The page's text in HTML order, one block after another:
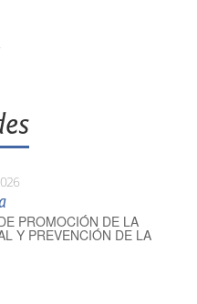
PROMOCIÓN DE LA
Y PREVENCIÓN DE LA